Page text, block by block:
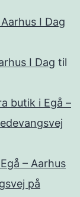
I Dag
I Dag til
butik i Egå –
– Aarhus
på